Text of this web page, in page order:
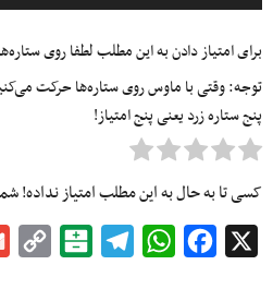
برای امتیاز دادن به این مطلب لطفا روی
توجه: وقتی با ماوس روی ستاره‌ها حرکت
پنج ستاره زرد یعنی پنج امتیاز!
کسی تا به حال به این مطلب امتیاز نداده!
Facebook
WhatsApp
Telegram
Balatarin